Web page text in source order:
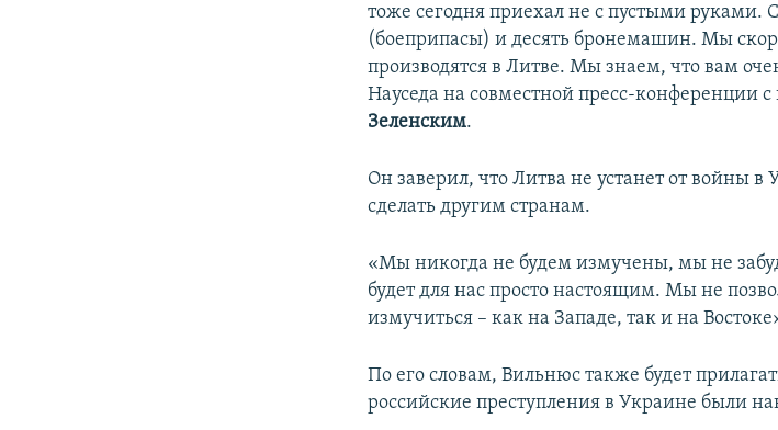
тоже сегодня приехал не с пустыми руками.
(боеприпасы) и десять бронемашин. Мы
производятся в Литве. Мы знаем, что вам
Науседа на совместной пресс-конференции
Зеленским.
Он заверил, что Литва не устанет от войны в
сделать другим странам.
«Мы никогда не будем измучены, мы не
будет для нас просто настоящим. Мы не
измучиться – как на Западе, так и на
По его словам, Вильнюс также будет
российские преступления в Украине были